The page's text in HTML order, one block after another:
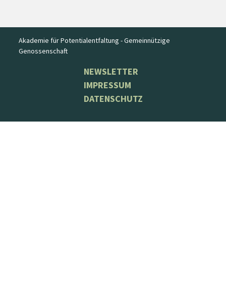
Akademie für Potentialentfaltung - Gemeinnützige
Genossenschaft
NEWSLETTER
IMPRESSUM
DATENSCHUTZ